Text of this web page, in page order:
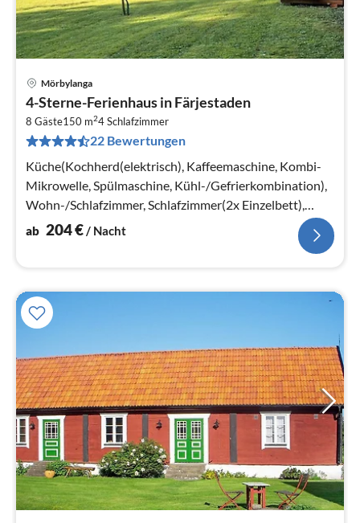
Mörbylanga
4-Sterne-Ferienhaus in Färjestaden
8 Gäste150 m24Schlafzimmer
22 Bewertungen
Küche(Kochherd(elektrisch), Kaffeemaschine, Kombi-
Mikrowelle, Spülmaschine, Kühl-/Gefrierkombination),
Wohn-/Schlafzimmer, Schlafzimmer(2x Einzelbett),
Schlafzimmer(Doppelbett)
ab 204€ / Nacht